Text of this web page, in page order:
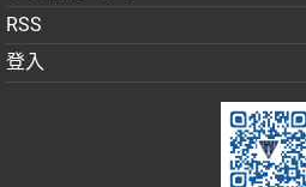
RSS
登入